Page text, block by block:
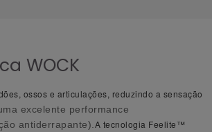
WOCK
ossos e articulações, reduzindo a sensação
excelente performance
antiderrapante). A tecnologia Feelite™